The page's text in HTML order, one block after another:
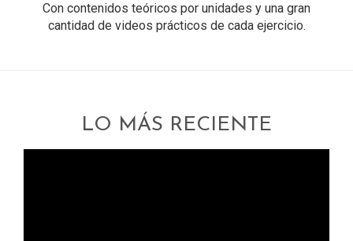
Con contenidos teóricos por unidades y una gran
cantidad de videos prácticos de cada ejercicio.
LO MÁS RECIENTE